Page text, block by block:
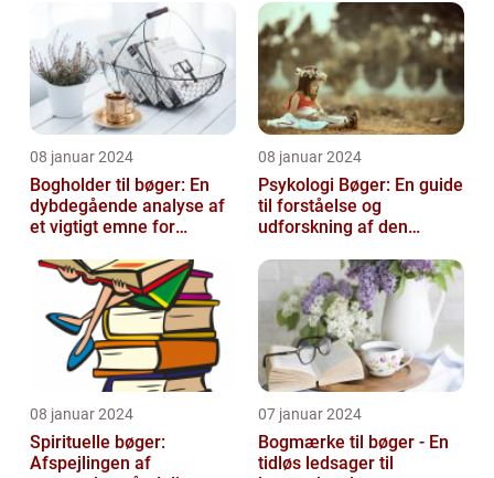
08 januar 2024
Bogholder til bøger: En
dybdegående analyse af
et vigtigt emne for
personer
08 januar 2024
Psykologi Bøger: En guide
til forståelse og
udforskning af den
08 januar 2024
Spirituelle bøger:
Afspejlingen af
07 januar 2024
Bogmærke til bøger - En
tidløs ledsager til